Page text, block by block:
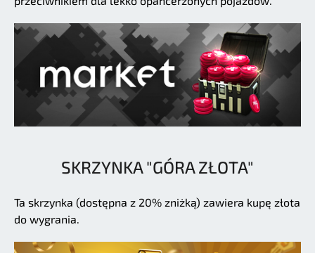
SKRZYNKA "GÓRA ZŁOTA"
Ta skrzynka (dostępna z 20% zniżką) zawiera kupę złota
do wygrania.